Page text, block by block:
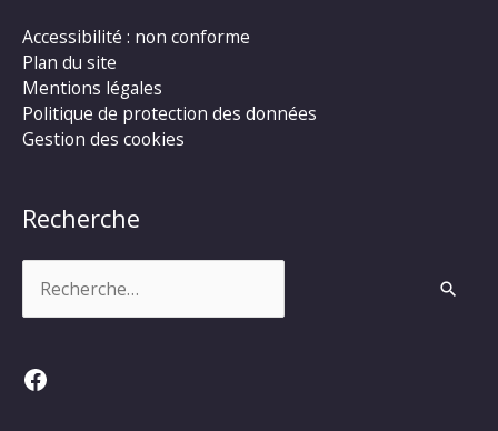
Accessibilité : non conforme
Plan du site
Mentions légales
Politique de protection des données
Gestion des cookies
Recherche
Facebook